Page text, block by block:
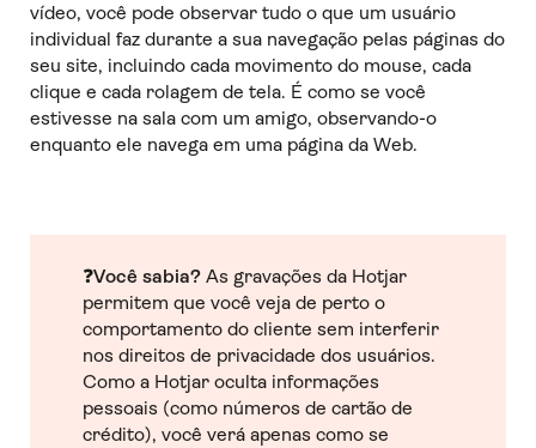
vídeo, você pode observar tudo o que um usuário
individual faz durante a sua navegação pelas páginas do
seu site, incluindo cada movimento do mouse, cada
clique e cada rolagem de tela. É como se você
estivesse na sala com um amigo, observando-o
enquanto ele navega em uma página da Web.
❓Você sabia?As gravações da Hotjar
permitem que você veja de perto o
comportamento do cliente sem interferir
nos direitos de privacidade dos usuários.
Como a Hotjar oculta informações
pessoais (como números de cartão de
crédito), você verá apenas como se